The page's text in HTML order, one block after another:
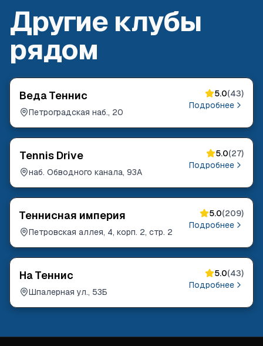
Другие клубы
рядом
Веда Теннис
Петроградская наб., 20
5.0(43)
Подробнее
Tennis Drive
наб. Обводного канала, 93А
5.0(27)
Подробнее
Теннисная империя
Петровская аллея, 4, корп. 2, стр. 2
5.0(209)
Подробнее
На Теннис
Шпалерная ул., 53Б
5.0(43)
Подробнее